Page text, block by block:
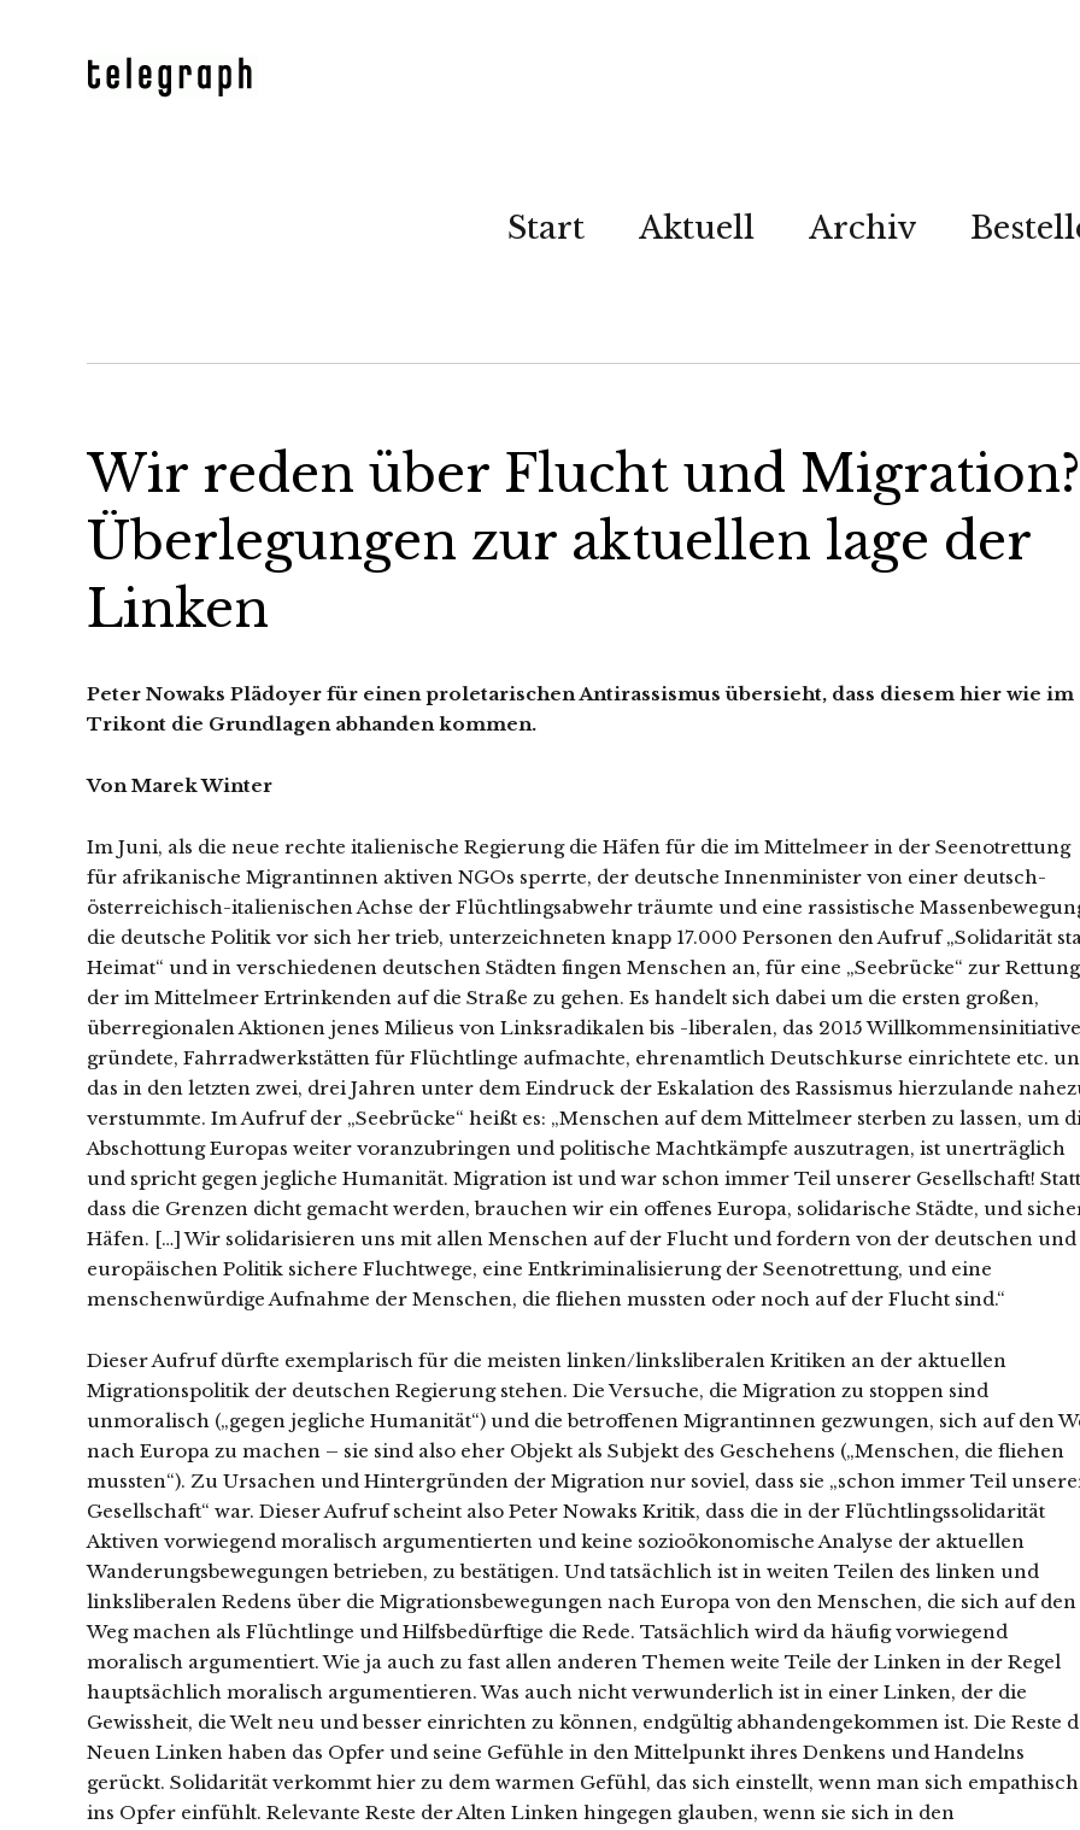
Start Aktuell Archiv
Wir reden über Flucht und Migration?
Überlegungen zur aktuellen lage der
Linken
Peter Nowaks Plädoyer für einen proletarischen Antirassismus übersieht, dass diesem hier wie im
Trikont die Grundlagen abhanden kommen.
Von Marek Winter
Im Juni, als die neue rechte italienische Regierung die Häfen für die im Mittelmeer in der Seenotrettung
für afrikanische Migrantinnen aktiven NGOs sperrte, der deutsche Innenminister von einer deutsch-
österreichisch-italienischen Achse der Flüchtlingsabwehr träumte und eine rassistische
die deutsche Politik vor sich her trieb, unterzeichneten knapp 17.000 Personen den Aufruf „Solidarität
Heimat“ und in verschiedenen deutschen Städten fingen Menschen an, für eine „Seebrücke“ zur Rettung
der im Mittelmeer Ertrinkenden auf die Straße zu gehen. Es handelt sich dabei um die ersten großen,
überregionalen Aktionen jenes Milieus von Linksradikalen bis -liberalen, das 2015
gründete, Fahrradwerkstätten für Flüchtlinge aufmachte, ehrenamtlich Deutschkurse einrichtete etc.
das in den letzten zwei, drei Jahren unter dem Eindruck der Eskalation des Rassismus hierzulande
verstummte. Im Aufruf der „Seebrücke“ heißt es: „Menschen auf dem Mittelmeer sterben zu lassen, um
Abschottung Europas weiter voranzubringen und politische Machtkämpfe auszutragen, ist unerträglich
und spricht gegen jegliche Humanität. Migration ist und war schon immer Teil unserer Gesellschaft! Statt
dass die Grenzen dicht gemacht werden, brauchen wir ein offenes Europa, solidarische Städte, und
Häfen. […] Wir solidarisieren uns mit allen Menschen auf der Flucht und fordern von der deutschen und
europäischen Politik sichere Fluchtwege, eine Entkriminalisierung der Seenotrettung, und eine
menschenwürdige Aufnahme der Menschen, die fliehen mussten oder noch auf der Flucht sind.“
Dieser Aufruf dürfte exemplarisch für die meisten linken/linksliberalen Kritiken an der aktuellen
Migrationspolitik der deutschen Regierung stehen. Die Versuche, die Migration zu stoppen sind
unmoralisch („gegen jegliche Humanität“) und die betroffenen Migrantinnen gezwungen, sich auf den
nach Europa zu machen – sie sind also eher Objekt als Subjekt des Geschehens („Menschen, die fliehen
mussten“). Zu Ursachen und Hintergründen der Migration nur soviel, dass sie „schon immer Teil
Gesellschaft“ war. Dieser Aufruf scheint also Peter Nowaks Kritik, dass die in der Flüchtlingssolidarität
Aktiven vorwiegend moralisch argumentierten und keine sozioökonomische Analyse der aktuellen
Wanderungsbewegungen betrieben, zu bestätigen. Und tatsächlich ist in weiten Teilen des linken und
linksliberalen Redens über die Migrationsbewegungen nach Europa von den Menschen, die sich auf den
Weg machen als Flüchtlinge und Hilfsbedürftige die Rede. Tatsächlich wird da häufig vorwiegend
moralisch argumentiert. Wie ja auch zu fast allen anderen Themen weite Teile der Linken in der Regel
hauptsächlich moralisch argumentieren. Was auch nicht verwunderlich ist in einer Linken, der die
Gewissheit, die Welt neu und besser einrichten zu können, endgültig abhandengekommen ist. Die Reste
Neuen Linken haben das Opfer und seine Gefühle in den Mittelpunkt ihres Denkens und Handelns
gerückt. Solidarität verkommt hier zu dem warmen Gefühl, das sich einstellt, wenn man sich empathisch
ins Opfer einfühlt. Relevante Reste der Alten Linken hingegen glauben, wenn sie sich in den